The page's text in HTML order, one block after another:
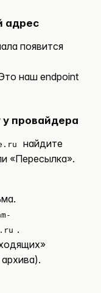
адрес
появится
наш endpoint
провайдера
найдите
«Пересылка».
.